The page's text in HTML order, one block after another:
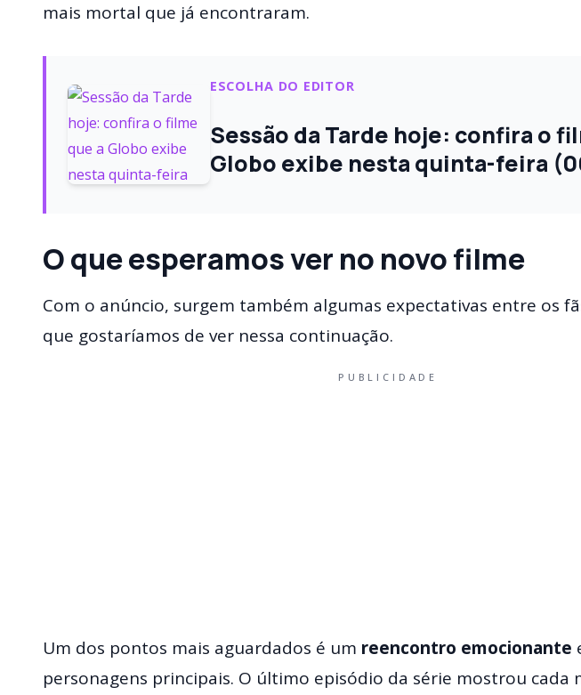
mais mortal que já encontraram.
ESCOLHA DO EDITOR
Sessão da Tarde hoje: confira o
Globo exibe nesta quinta-feira
O que esperamos ver no novo filme
Com o anúncio, surgem também algumas expectativas entre os
que gostaríamos de ver nessa continuação.
PUBLICIDADE
Um dos pontos mais aguardados é um reencontro emocionante
personagens principais. O último episódio da série mostrou cada